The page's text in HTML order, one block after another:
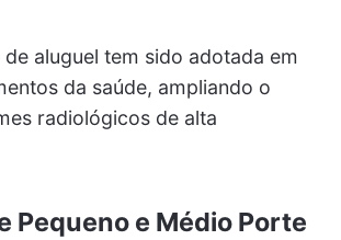
aluguel tem sido adotada em
da saúde, ampliando o
radiológicos de alta
Pequeno e Médio Porte